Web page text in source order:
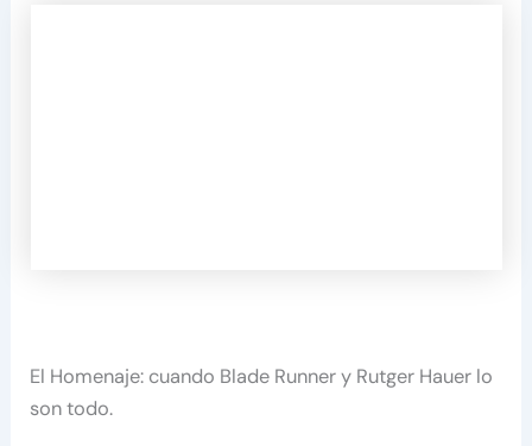
El Homenaje: cuando Blade Runner y Rutger Hauer lo
son todo.